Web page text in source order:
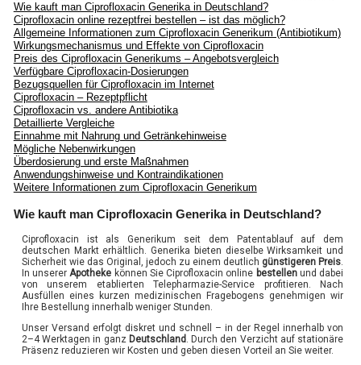
Wie kauft man Ciprofloxacin Generika in Deutschland?
Ciprofloxacin online rezeptfrei bestellen – ist das möglich?
Allgemeine Informationen zum Ciprofloxacin Generikum (Antibiotikum)
Wirkungsmechanismus und Effekte von Ciprofloxacin
Preis des Ciprofloxacin Generikums – Angebotsvergleich
Verfügbare Ciprofloxacin-Dosierungen
Bezugsquellen für Ciprofloxacin im Internet
Ciprofloxacin – Rezeptpflicht
Ciprofloxacin vs. andere Antibiotika
Detaillierte Vergleiche
Einnahme mit Nahrung und Getränkehinweise
Mögliche Nebenwirkungen
Überdosierung und erste Maßnahmen
Anwendungshinweise und Kontraindikationen
Weitere Informationen zum Ciprofloxacin Generikum
Wie kauft man Ciprofloxacin Generika in Deutschland?
Ciprofloxacin ist als Generikum seit dem Patentablauf auf dem
deutschen Markt erhältlich. Generika bieten dieselbe Wirksamkeit und
Sicherheit wie das Original, jedoch zu einem deutlich günstigeren Preis
In unserer Apotheke können Sie Ciprofloxacin online bestellenund dabei
von unserem etablierten Telepharmazie-Service profitieren. Nach
Ausfüllen eines kurzen medizinischen Fragebogens genehmigen wir
Ihre Bestellung innerhalb weniger Stunden.
Unser Versand erfolgt diskret und schnell – in der Regel innerhalb von
2–4 Werktagen in ganz Deutschland. Durch den Verzicht auf stationäre
Präsenz reduzieren wir Kosten und geben diesen Vorteil an Sie weiter.